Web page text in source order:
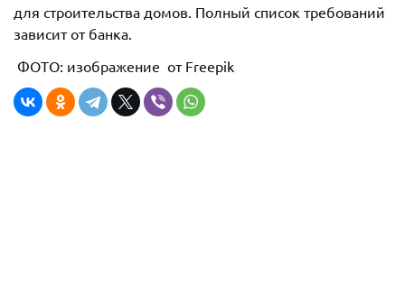
для строительства домов. Полный список требований
зависит от банка.
ФОТО: изображение от Freepik